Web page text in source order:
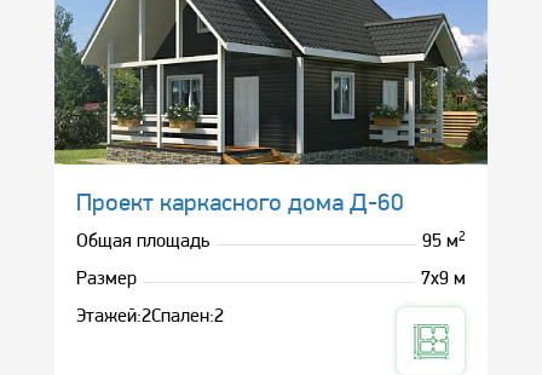
Проект каркасного дома Д-60
Общая площадь 95 м2
Размер
7х9 м
Этажей:2Спален:2